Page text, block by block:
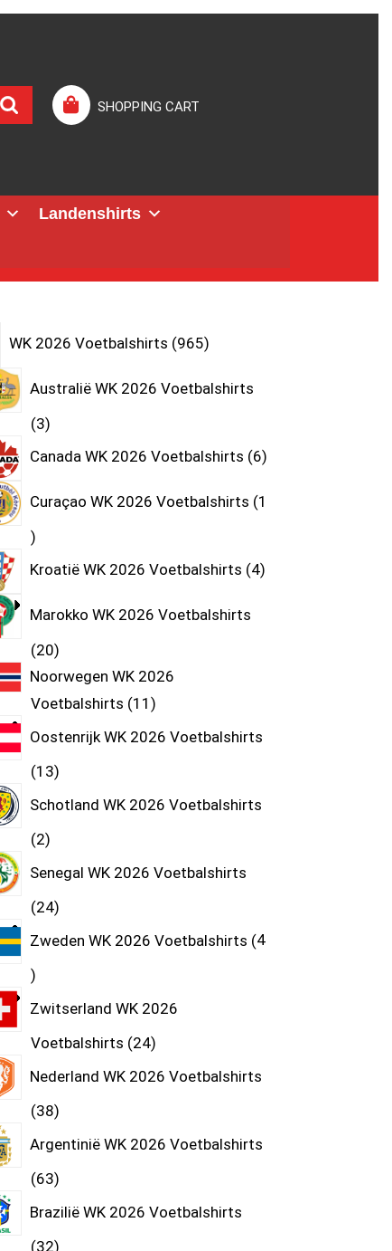
SHOPPING CART
Landenshirts
WK 2026 Voetbalshirts 965
Australië WK 2026 Voetbalshirts
3
Canada WK 2026 Voetbalshirts 6
Curaçao WK 2026 Voetbalshirts 1
Kroatië WK 2026 Voetbalshirts 4
Marokko WK 2026 Voetbalshirts
20
Noorwegen WK 2026
Voetbalshirts 11
Oostenrijk WK 2026 Voetbalshirts
13
Schotland WK 2026 Voetbalshirts
2
Senegal WK 2026 Voetbalshirts
24
Zweden WK 2026 Voetbalshirts 4
Zwitserland WK 2026
Voetbalshirts 24
Nederland WK 2026 Voetbalshirts
38
Argentinië WK 2026 Voetbalshirts
63
Brazilië WK 2026 Voetbalshirts
32